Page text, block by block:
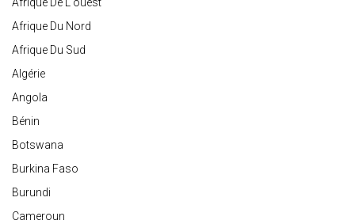
Afrique Du Nord
Afrique Du Sud
Algérie
Angola
Bénin
Botswana
Burkina Faso
Burundi
Cameroun